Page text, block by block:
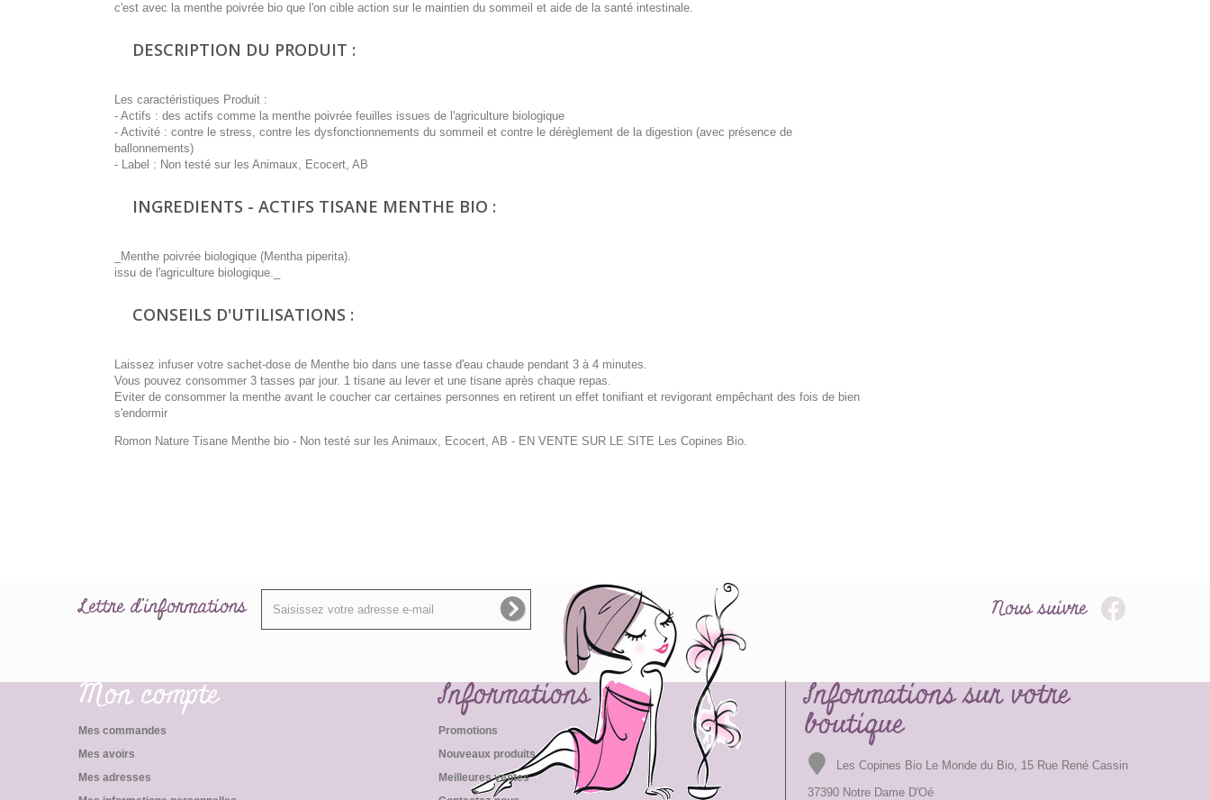
c'est avec la menthe poivrée bio que l'on cible action sur le maintien du sommeil et aide de la santé intestinale.
DESCRIPTION DU PRODUIT :
Les caractéristiques Produit :
- Actifs : des actifs comme la menthe poivrée feuilles issues de l'agriculture biologique
- Activité : contre le stress, contre les dysfonctionnements du sommeil et contre le dérèglement de la digestion (avec présence de
ballonnements)
- Label : Non testé sur les Animaux, Ecocert, AB
INGREDIENTS - ACTIFS TISANE MENTHE BIO :
_Menthe poivrée biologique (Mentha piperita).
issu de l'agriculture biologique._
CONSEILS D'UTILISATIONS :
Laissez infuser votre sachet-dose de Menthe bio dans une tasse d'eau chaude pendant 3 à 4 minutes.
Vous pouvez consommer 3 tasses par jour. 1 tisane au lever et une tisane après chaque repas.
Eviter de consommer la menthe avant le coucher car certaines personnes en retirent un effet tonifiant et revigorant empêchant des fois de bien
s'endormir
Romon Nature Tisane Menthe bio - Non testé sur les Animaux, Ecocert, AB - EN VENTE SUR LE SITE Les Copines Bio.
Lettre d'informations Nous suivre
Mon compte
Mes commandes
Mes avoirs
Mes adresses
Informations
Promotions
Nouveaux produits
Meilleures ventes
Informations sur votre
boutique
Les Copines Bio Le Monde du Bio, 15 Rue René Cassin
37390 Notre Dame D'Oé